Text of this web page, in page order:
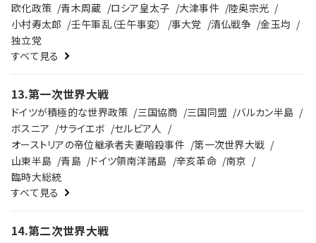
欧化政策
青木周蔵 ロシア皇太子 大津事件
陸奥宗光
小村寿太郎
壬午軍乱（壬午事変） 事大党 清仏戦争
金玉均
独立党
すべて見る
13.第一次世界大戦
ドイツが積極的な世界政策 三国協商 三国同盟
バルカン半島
ボスニア
サライエボ
セルビア人
オーストリアの帝位継承者夫妻暗殺事件
第一次世界大戦
山東半島
青島 ドイツ領南洋諸島 辛亥革命
南京
臨時大総統
すべて見る
14.第二次世界大戦